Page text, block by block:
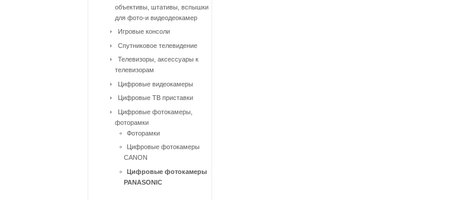
объективы, штативы, вспышки
для фото-и видеодеокамер
Игровые консоли
Спутниковое телевидение
Телевизоры, аксессуары к
телевизорам
Цифровые видеокамеры
Цифровые ТВ приставки
Цифровые фотокамеры,
фоторамки
Фоторамки
Цифровые фотокамеры
CANON
Цифровые фотокамеры
PANASONIC